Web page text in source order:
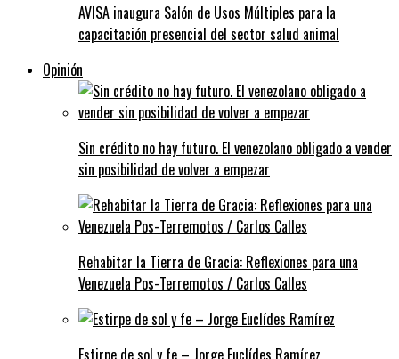
AVISA inaugura Salón de Usos Múltiples para la
capacitación presencial del sector salud animal
Opinión
Sin crédito no hay futuro. El venezolano obligado a vender
sin posibilidad de volver a empezar
Rehabitar la Tierra de Gracia: Reflexiones para una
Venezuela Pos-Terremotos / Carlos Calles
Estirpe de sol y fe – Jorge Euclídes Ramírez